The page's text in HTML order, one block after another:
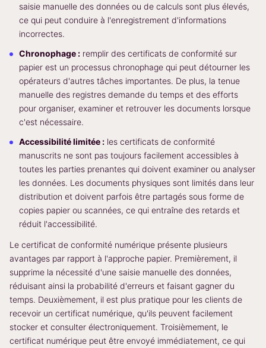
saisie manuelle des données ou de calculs sont plus élevés,
ce qui peut conduire à l'enregistrement d'informations
incorrectes.
Chronophage : remplir des certificats de conformité sur
papier est un processus chronophage qui peut détourner les
opérateurs d'autres tâches importantes. De plus, la tenue
manuelle des registres demande du temps et des efforts
pour organiser, examiner et retrouver les documents lorsque
c'est nécessaire.
Accessibilité limitée : les certificats de conformité
manuscrits ne sont pas toujours facilement accessibles à
toutes les parties prenantes qui doivent examiner ou analyser
les données. Les documents physiques sont limités dans leur
distribution et doivent parfois être partagés sous forme de
copies papier ou scannées, ce qui entraîne des retards et
réduit l'accessibilité.
Le certificat de conformité numérique présente plusieurs
avantages par rapport à l'approche papier. Premièrement, il
supprime la nécessité d'une saisie manuelle des données,
réduisant ainsi la probabilité d'erreurs et faisant gagner du
temps. Deuxièmement, il est plus pratique pour les clients de
recevoir un certificat numérique, qu'ils peuvent facilement
stocker et consulter électroniquement. Troisièmement, le
certificat numérique peut être envoyé immédiatement, ce qui